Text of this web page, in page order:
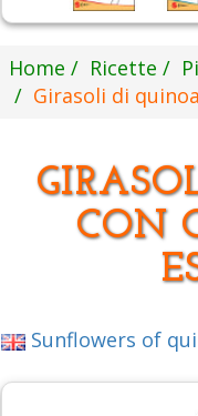
Home Ricette
Girasoli di
CON
Sunflowers of